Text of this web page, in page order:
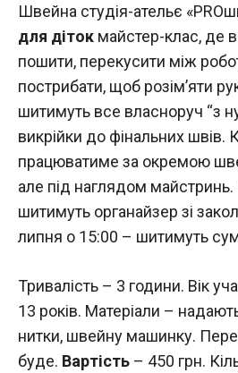
Швейна студія-ательє
для діток майстер-клас, де
пошити, перекусити між
пострибати, щоб розімʼяти
шитимуть все власноруч “з
викрійки до фінальних швів.
працюватиме за окремою
але під наглядом
шитимуть органайзер зі
липня о 15:00 – шитимуть
Тривалість – 3 години. Вік
13 років. Матеріали –
нитки, швейну машинку.
буде. Вартість – 450 грн.